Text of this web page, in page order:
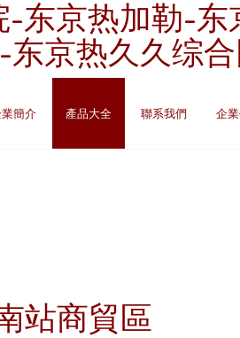
东京热加勒-
京热久久综
簡介 產品大全 聯系我們 企
站商貿區